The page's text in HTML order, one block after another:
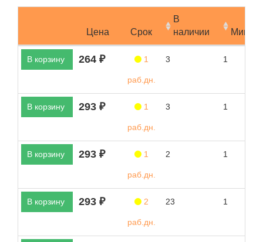
Цена Срок
В
наличии
В корзину 264 ₽ 1
раб.дн.
3 1
В корзину 293 ₽ 1
раб.дн.
3 1
В корзину 293 ₽ 1
раб.дн.
2 1
В корзину 293 ₽ 2
раб.дн.
23 1